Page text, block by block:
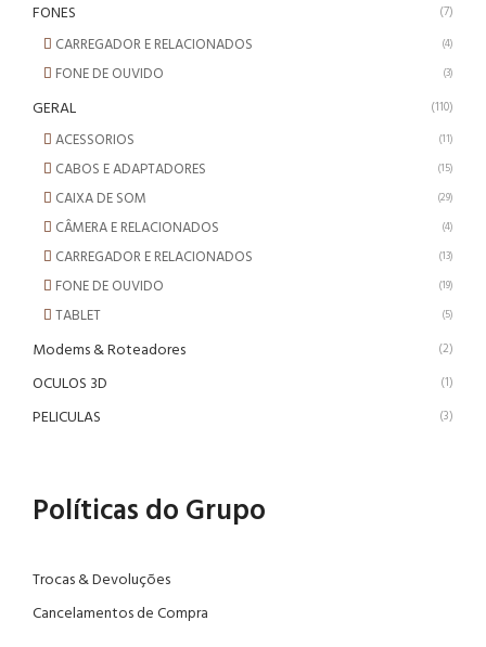
FONES (7)
CARREGADOR E RELACIONADOS (4)
FONE DE OUVIDO (3)
GERAL (110)
ACESSORIOS (11)
CABOS E ADAPTADORES (15)
CAIXA DE SOM (29)
CÂMERA E RELACIONADOS (4)
CARREGADOR E RELACIONADOS (13)
FONE DE OUVIDO (19)
TABLET (5)
Modems & Roteadores (2)
OCULOS 3D (1)
PELICULAS (3)
Políticas do Grupo
Trocas & Devoluções
Cancelamentos de Compra